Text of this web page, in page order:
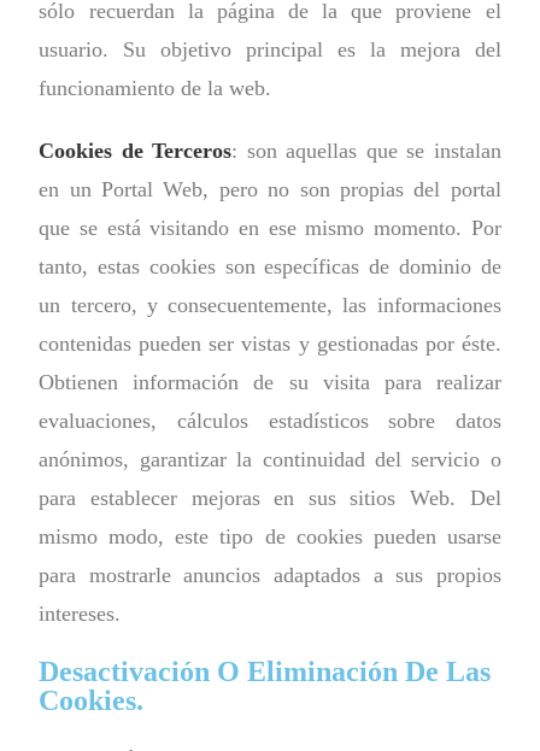
sólo recuerdan la página de la que proviene el
usuario. Su objetivo principal es la mejora del
funcionamiento de la web.
Cookies de Terceros: son aquellas que se instalan
en un Portal Web, pero no son propias del portal
que se está visitando en ese mismo momento. Por
tanto, estas cookies son específicas de dominio de
un tercero, y consecuentemente, las informaciones
contenidas pueden ser vistas y gestionadas por éste.
Obtienen información de su visita para realizar
evaluaciones, cálculos estadísticos sobre datos
anónimos, garantizar la continuidad del servicio o
para establecer mejoras en sus sitios Web. Del
mismo modo, este tipo de cookies pueden usarse
para mostrarle anuncios adaptados a sus propios
intereses.
Desactivación O Eliminación De Las
Cookies.